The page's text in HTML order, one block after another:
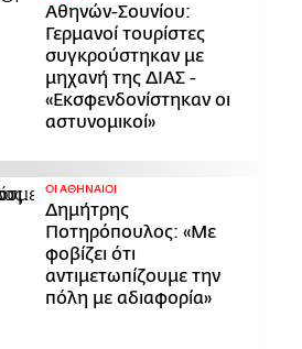
Αθηνών-Σουνίου:
Γερμανοί τουρίστες
συγκρούστηκαν με
μηχανή της ΔΙΑΣ -
«Εκσφενδονίστηκαν οι
αστυνομικοί»
ΟΙ ΑΘΗΝΑΙΟΙ
Δημήτρης
Ποτηρόπουλος: «Με
φοβίζει ότι
αντιμετωπίζουμε την
πόλη με αδιαφορία»